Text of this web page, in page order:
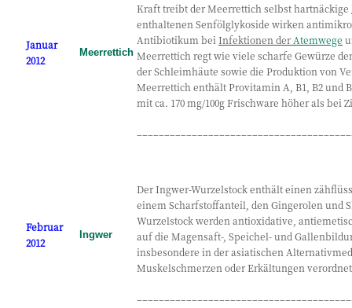
Januar
2012
Meerrettich
Kraft treibt der Meerrettich selbst hartnäckige
enthaltenen Senfölglykoside wirken
Antibiotikum bei Infektionen derAtemwege
Meerrettich regt wie viele scharfe Gewürze
der Schleimhäute sowie die Produktion von
Meerrettich enthält Provitamin A, B1, B2 und
mit ca. 170 mg/100g Frischware höher als
Februar
2012
Ingwer
Der Ingwer-Wurzelstock enthält einen
einem Scharfstoffanteil, den Gingerolen und
Wurzelstock werden antioxidative,
auf die Magensaft-, Speichel- und
insbesondere in der asiatischen
Muskelschmerzen oder Erkältungen